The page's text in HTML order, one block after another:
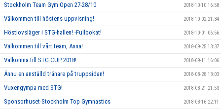
Stockholm Team Gym Open 27-28/10 2018-10-10 16:58
Välkommen till höstens uppvisning! 2018-10-02 21:34
Höstlovsläger i STG-hallen! -Fullbokat! 2018-10-01 06:56
Välkommen till vårt team, Anna! 2018-09-25 13:37
Välkomna till STG CUP 2018! 2018-09-11 16:06
Ännu en anställd tränare på truppsidan! 2018-08-28 13:03
Vuxengympa med STG! 2018-08-21 21:53
Sponsorhuset-Stockholm Top Gymnastics 2018-08-16 22:11